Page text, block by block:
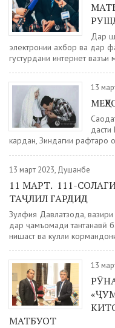
Дар
электронии ахбор ва дар
густурдани интернет вазъи
13
кардан, Зиндагии
13 март 2023, Душанбе
11 МАРТ. 111-
ТАҶЛИЛ ГАРДИД
Зулфия Давлатзода,
дар ҷамъомади тантанавӣ
нишаст ва кулли
13
МАТБУОТ